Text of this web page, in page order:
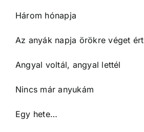
Három hónapja
Az anyák napja örökre véget ért
Angyal voltál, angyal lettél
Nincs már anyukám
Egy hete…